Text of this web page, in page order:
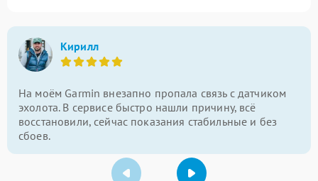
Кирилл
На моём Garmin внезапно пропала связь с датчиком
эхолота. В сервисе быстро нашли причину, всё
восстановили, сейчас показания стабильные и без
сбоев.